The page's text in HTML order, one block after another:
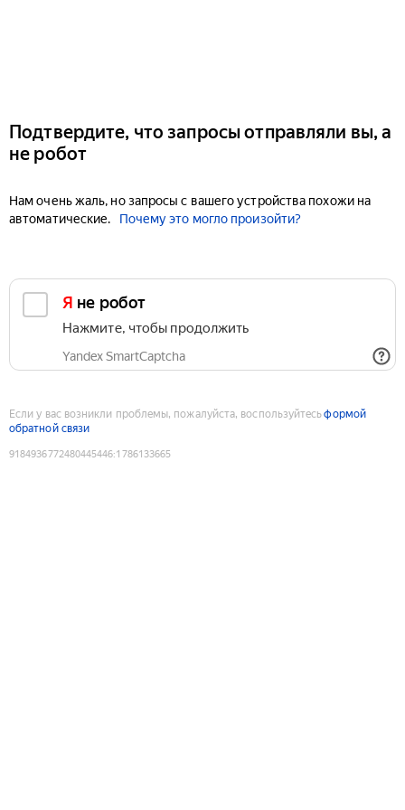
Подтвердите, что запросы отправляли вы, а
не робот
Нам очень жаль, но запросы с вашего устройства похожи на
автоматические.
Почему это могло произойти?
Я не робот
Нажмите, чтобы продолжить
Yandex SmartCaptcha
Если у вас возникли проблемы, пожалуйста, воспользуйтесьформой
обратной связи
9184936772480445446:1786133665